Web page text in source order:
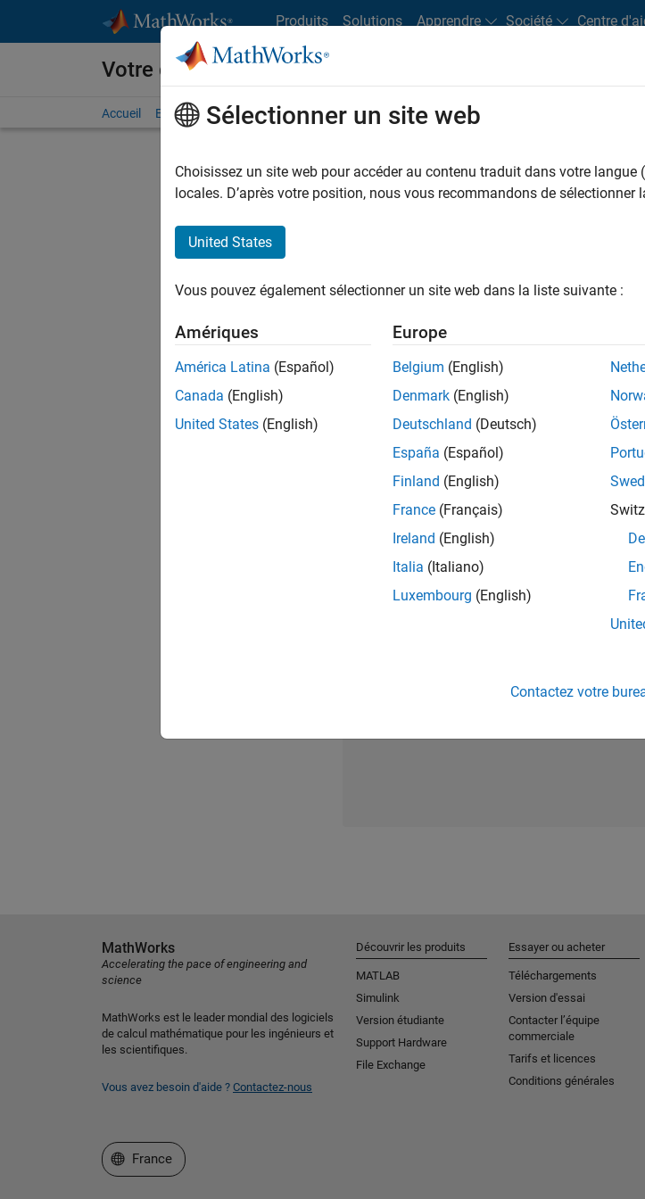
Produits Solutions Apprendre Société Centre
Votre carrière chez MathWorks
Accueil Explorer nos opportunités Adresses de nos bureaux Étudiants et carrières
FILTRER PAR Applications et outils commerciaux
Les descriptions de poste n’ont pas toutes
opportunités de votre région.
Senior Software Quality Engineer
Senior Software Quality Engineer
FR-Meudon| Ingénierie de la qualité |
Leverage your C/C++ development
automated test suites, Hands-on testing
Sélectionner un site web
Choisissez un site web pour accéder au contenu traduit dans votre
locales. D’après votre position, nous vous recommandons de sélectionner
United States
Vous pouvez également sélectionner un site web dans la liste suivante :
Amériques
América Latina (Español)
Canada (English)
United States (English)
Europe
Belgium (English)
Denmark (English)
Deutschland (Deutsch)
España (Español)
Finland (English)
France (Français)
Ireland (English)
Italia (Italiano)
Luxembourg (English)
Contactez votre
MathWorks
Accelerating the pace of engineering and
science
MathWorks est le leader mondial des logiciels
de calcul mathématique pour les ingénieurs et
les scientifiques.
Vous avez besoin d'aide ? Contactez-nous
Découvrir les produits
MATLAB
Simulink
Version étudiante
Support Hardware
File Exchange
Essayer ou acheter
Téléchargements
Version d'essai
Contacter l’équipe
commerciale
Tarifs et licences
Conditions générales
Sélectionner un site web
France